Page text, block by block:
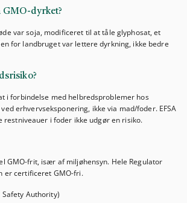
dyrket?
var soja, modificeret til at tåle glyphosat, et
for landbruget var lettere dyrkning, ikke bedre
i forbindelse med helbredsproblemer hos
erhvervseksponering, ikke via mad/foder. EFSA
restniveauer i foder ikke udgør en risiko.
GMO-frit, især af miljøhensyn. Hele Regulator
er certificeret GMO-fri.
Safety Authority)